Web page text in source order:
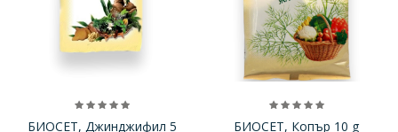
БИОСЕТ, Джинджифил 5
БИОСЕТ, Копър 10 g